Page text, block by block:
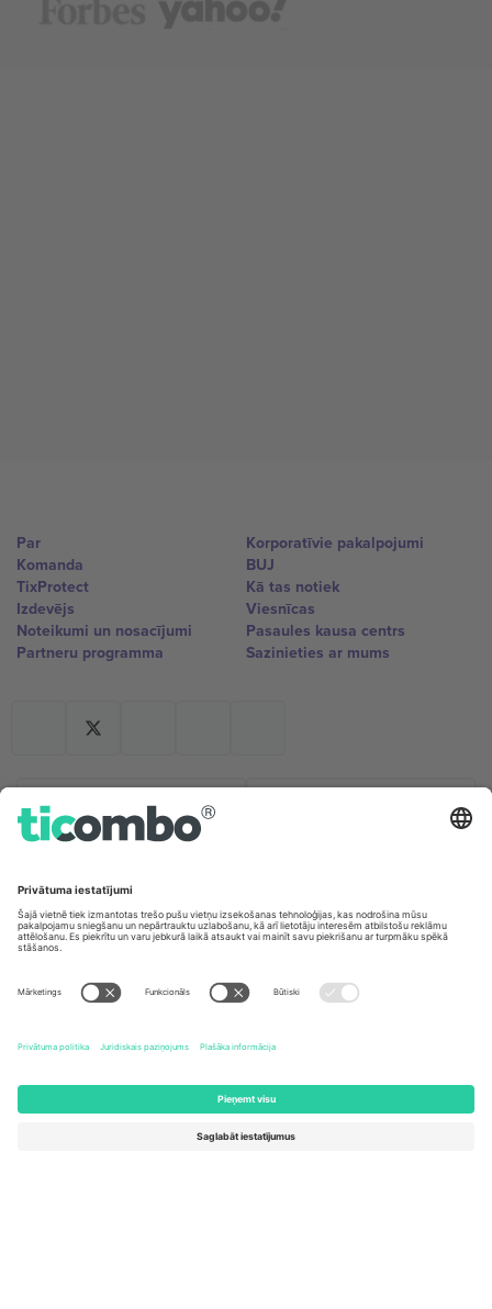
Par
Komanda
TixProtect
Izdevējs
Noteikumi un nosacījumi
Partneru programma
Korporatīvie pakalpojumi
BUJ
Kā tas notiek
Viesnīcas
Pasaules kausa centrs
Sazinieties ar mums
Biroji un atbalsts
Germany
Unter den Linden 24, 10117
Berlin, Germany
United Kingdom
Kingdom
United States
Newark, Delaware 19713, United
Switzerland
Engelberg, Switzerland